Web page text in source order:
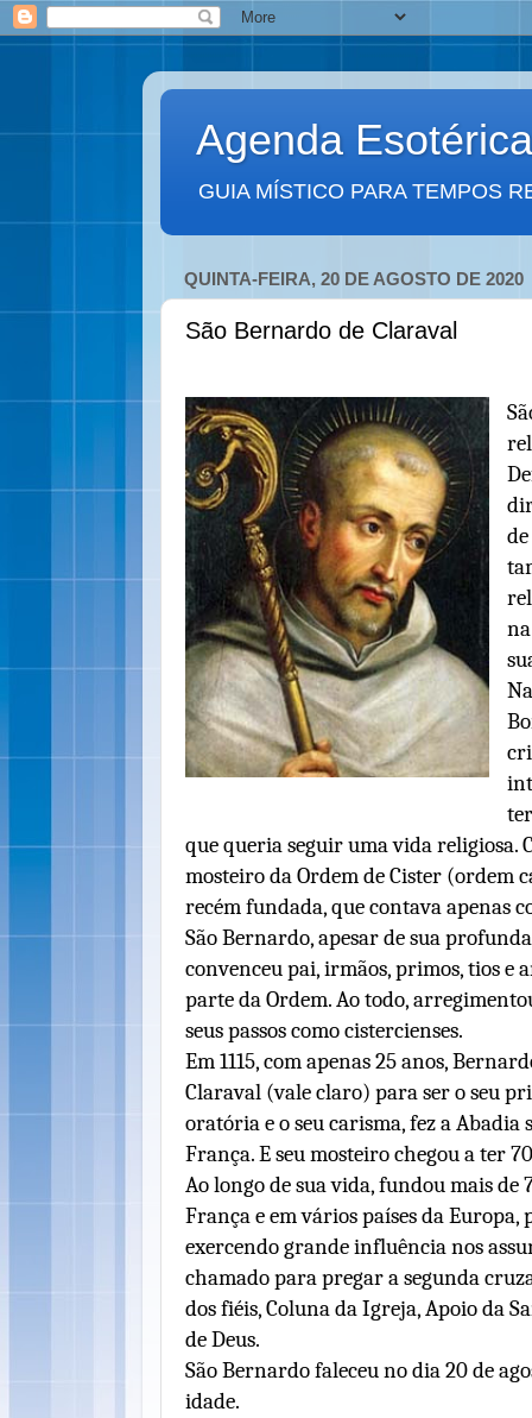
Agenda Esotérica
GUIA MÍSTICO PARA TEMPOS
QUINTA-FEIRA, 20 DE AGOSTO DE 2020
São Bernardo de Claraval
que queria seguir uma vida religiosa.
mosteiro da Ordem de Cister (ordem
recém fundada, que contava apenas
São Bernardo, apesar de sua
convenceu pai, irmãos, primos, tios e
parte da Ordem. Ao todo,
seus passos como cistercienses.
Em 1115, com apenas 25 anos,
Claraval (vale claro) para ser o seu
oratória e o seu carisma, fez a Abadia
França. E seu mosteiro chegou a ter
Ao longo de sua vida, fundou mais de
França e em vários países da
exercendo grande influência nos
chamado para pregar a segunda
dos fiéis, Coluna da Igreja, Apoio da
de Deus.
São Bernardo faleceu no dia 20 de
idade.